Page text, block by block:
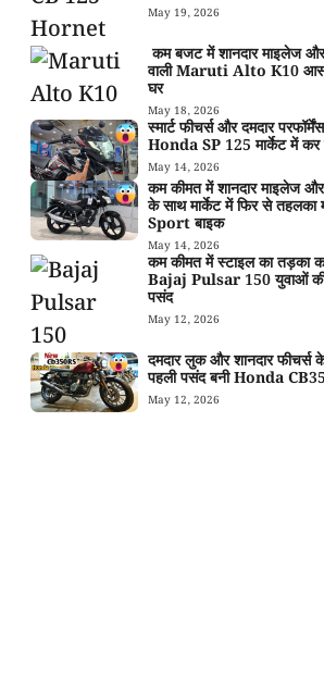
May 19, 2026
कम बजट में शानदार माइलेज और
वाली Maruti Alto K10
घर
May 18, 2026
स्मार्ट फीचर्स और दमदार
Honda SP 125 मार्केट में
May 14, 2026
कम कीमत में शानदार माइलेज और
के साथ मार्केट में फिर से तहलका
Sport बाइक
May 14, 2026
कम कीमत में स्टाइल का तड़का
Bajaj Pulsar 150 युवाओं की
पसंद
May 12, 2026
दमदार लुक और शानदार फीचर्स
पहली पसंद बनी Honda
May 12, 2026